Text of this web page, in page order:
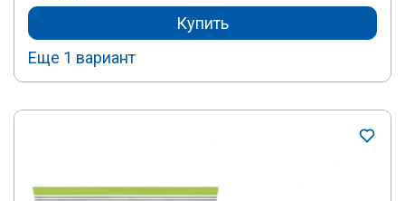
Купить
Еще 1 вариант